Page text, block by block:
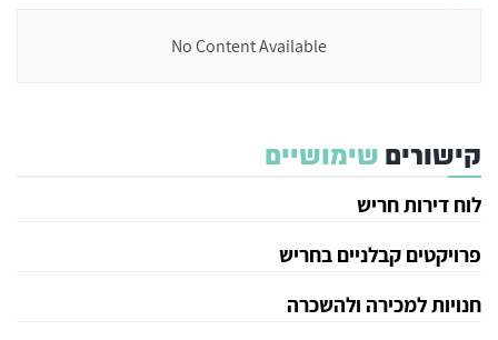
No Content Available
קישורים שימושיים
לוח דירות חריש
פרויקטים קבלניים בחריש
חנויות למכירה ולהשכרה